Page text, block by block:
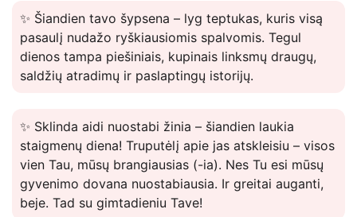
✨ Šiandien tavo šypsena – lyg teptukas, kuris visą
pasaulį nudažo ryškiausiomis spalvomis. Tegul
dienos tampa piešiniais, kupinais linksmų draugų,
saldžių atradimų ir paslaptingų istorijų.
✨ Sklinda aidi nuostabi žinia – šiandien laukia
staigmenų diena! Truputėlį apie jas atskleisiu – visos
vien Tau, mūsų brangiausias (-ia). Nes Tu esi mūsų
gyvenimo dovana nuostabiausia. Ir greitai auganti,
beje. Tad su gimtadieniu Tave!